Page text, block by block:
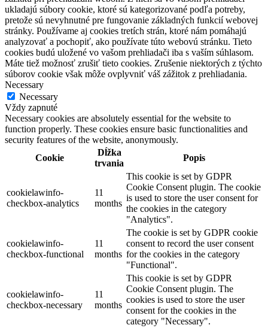
ukladajú súbory cookie, ktoré sú kategorizované podľa potreby,
pretože sú nevyhnutné pre fungovanie základných funkcií webovej
stránky. Používame aj cookies tretích strán, ktoré nám pomáhajú
analyzovať a pochopiť, ako používate túto webovú stránku. Tieto
cookies budú uložené vo vašom prehliadači iba s vaším súhlasom.
Máte tiež možnosť zrušiť tieto cookies. Zrušenie niektorých z týchto
súborov cookie však môže ovplyvniť váš zážitok z prehliadania.
Necessary
Necessary
Vždy zapnuté
Necessary cookies are absolutely essential for the website to
function properly. These cookies ensure basic functionalities and
security features of the website, anonymously.
Cookie
Dĺžka
trvania
Popis
cookielawinfo-
checkbox-analytics
11
months
This cookie is set by GDPR
Cookie Consent plugin. The cookie
is used to store the user consent for
the cookies in the category
"Analytics".
cookielawinfo-
checkbox-functional
11
months
The cookie is set by GDPR cookie
consent to record the user consent
for the cookies in the category
"Functional".
cookielawinfo-
checkbox-necessary
11
months
This cookie is set by GDPR
Cookie Consent plugin. The
cookies is used to store the user
consent for the cookies in the
category "Necessary".